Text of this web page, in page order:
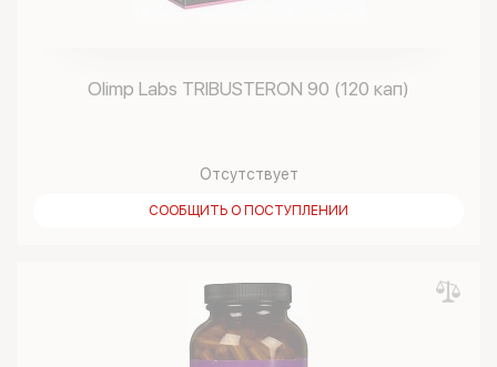
Olimp Labs TRIBUSTERON 90 (120 кап)
Отсутствует
СООБЩИТЬ О ПОСТУПЛЕНИИ